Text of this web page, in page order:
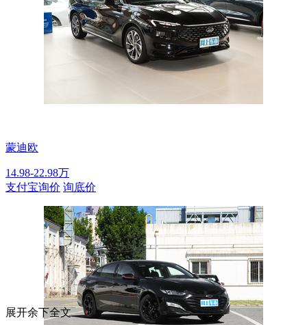
蒙迪欧
14.98-22.98万
支付宝询价 询底价
展开余下全文